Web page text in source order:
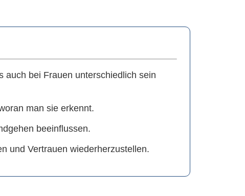
auch bei Frauen unterschiedlich sein
man sie erkennt.
beeinflussen.
und Vertrauen wiederherzustellen.